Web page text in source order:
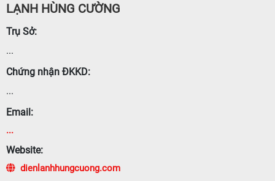
LẠNH HÙNG CƯỜNG
Trụ Sở:
...
Chứng nhận ĐKKD:
...
Email:
...
Website:
dienlanhhungcuong.com